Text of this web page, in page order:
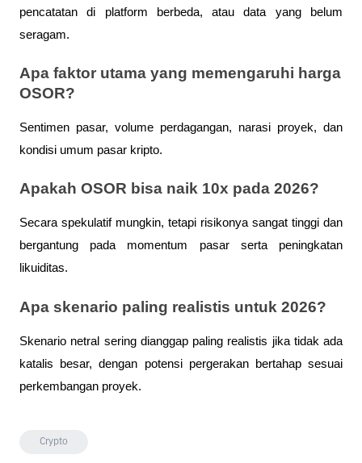
pencatatan di platform berbeda, atau data yang belum
seragam.
Apa faktor utama yang memengaruhi harga
OSOR?
Sentimen pasar, volume perdagangan, narasi proyek, dan
kondisi umum pasar kripto.
Apakah OSOR bisa naik 10x pada 2026?
Secara spekulatif mungkin, tetapi risikonya sangat tinggi dan
bergantung pada momentum pasar serta peningkatan
likuiditas.
Apa skenario paling realistis untuk 2026?
Skenario netral sering dianggap paling realistis jika tidak ada
katalis besar, dengan potensi pergerakan bertahap sesuai
perkembangan proyek.
Crypto